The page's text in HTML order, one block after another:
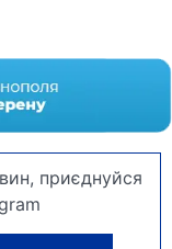
приєднуйся